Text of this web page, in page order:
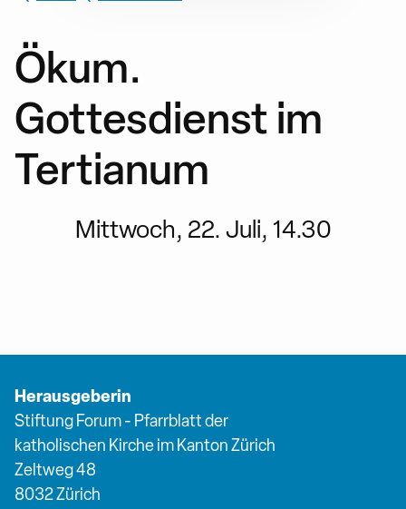
Ökum.
Gottesdienst im
Tertianum
Mittwoch, 22. Juli, 14.30
Herausgeberin
Stiftung Forum - Pfarrblatt der
katholischen Kirche im Kanton Zürich
Zeltweg 48
8032 Zürich